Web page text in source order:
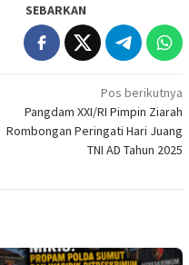
SEBARKAN
Pos berikutnya
Pangdam XXI/RI Pimpin Ziarah
Rombongan Peringati Hari Juang
TNI AD Tahun 2025